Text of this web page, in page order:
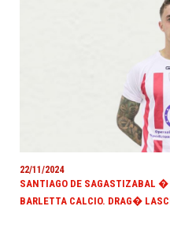
22/11/2024
SANTIAGO DE SAGASTIZABAL �
BARLETTA CALCIO. DRAG�